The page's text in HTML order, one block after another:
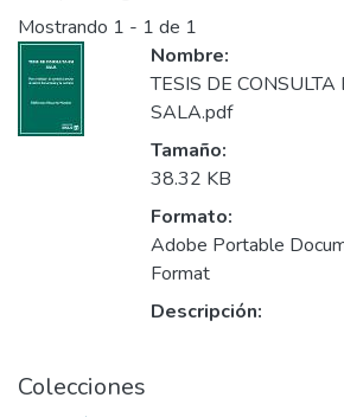
Mostrando 1 - 1 de 1
Nombre:
TESIS DE CONSULTA
SALA.pdf
Tamaño:
38.32 KB
Formato:
Adobe Portable
Format
Descripción:
Colecciones